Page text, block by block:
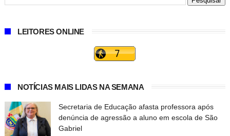
LEITORES ONLINE
NOTÍCIAS MAIS LIDAS NA SEMANA
Secretaria de Educação afasta professora após
denúncia de agressão a aluno em escola de São
Gabriel